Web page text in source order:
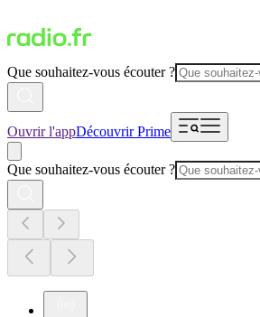
Que souhaitez-vous écouter ?
Ouvrir l'appDécouvrir Prime
Que souhaitez-vous écouter ?